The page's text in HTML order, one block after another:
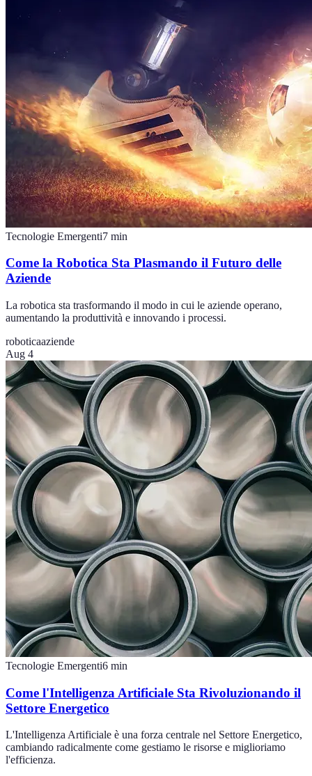
Tecnologie Emergenti7 min
Come la Robotica Sta Plasmando il Futuro delle
Aziende
La robotica sta trasformando il modo in cui le aziende operano,
aumentando la produttività e innovando i processi.
roboticaaziende
Aug 4
Tecnologie Emergenti6 min
Come l'Intelligenza Artificiale Sta Rivoluzionando il
Settore Energetico
L'Intelligenza Artificiale è una forza centrale nel Settore Energetico,
cambiando radicalmente come gestiamo le risorse e miglioriamo
l'efficienza.